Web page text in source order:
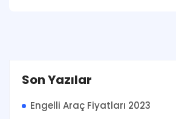
Son Yazılar
Engelli Araç Fiyatları 2023